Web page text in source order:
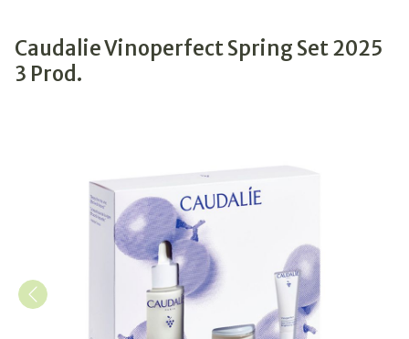
Caudalie Vinoperfect Spring Set 2025
3 Prod.